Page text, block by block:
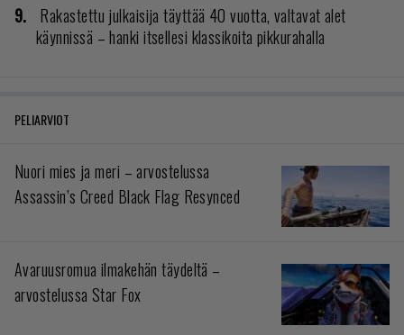
Rakastettu julkaisija täyttää 40 vuotta, valtavat alet
käynnissä – hanki itsellesi klassikoita pikkurahalla
PELIARVIOT
Nuori mies ja meri – arvostelussa
Assassin’s Creed Black Flag Resynced
Avaruusromua ilmakehän täydeltä –
arvostelussa Star Fox